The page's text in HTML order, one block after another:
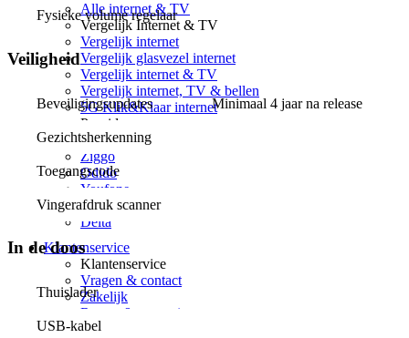
Alle internet & TV
Vergelijk Internet & TV
Vergelijk internet
Vergelijk glasvezel internet
Vergelijk internet & TV
Vergelijk internet, TV & bellen
5G Klik&Klaar internet
Providers
KPN
Ziggo
Odido
Youfone
Budget Thuis
Delta
Klantenservice
Klantenservice
Vragen & contact
Zakelijk
Retour & reparatie
Telefoon inruilen
Fysieke volume regelaar
Veiligheid
Beveiligingsupdates Minimaal 4 jaar na release
Gezichtsherkenning
Toegangscode
Vingerafdruk scanner
In de doos
Thuislader
USB-kabel